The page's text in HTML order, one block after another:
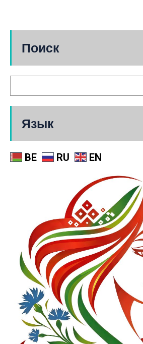
Поиск
Язык
BE RU EN